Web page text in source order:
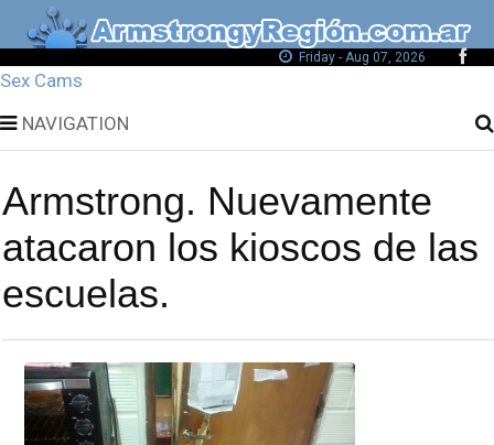
Friday - Aug 07, 2026
Sex Cams
NAVIGATION
Armstrong. Nuevamente
atacaron los kioscos de las
escuelas.